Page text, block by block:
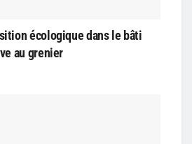
écologique dans le bâti
au grenier